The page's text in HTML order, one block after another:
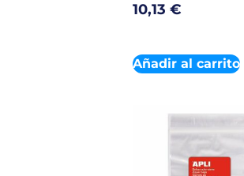
10,13 €
Añadir al carrito